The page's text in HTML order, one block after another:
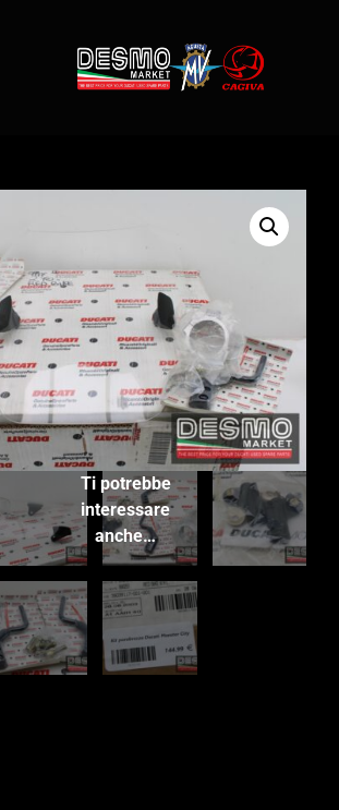
Ti potrebbe
interessare
anche…